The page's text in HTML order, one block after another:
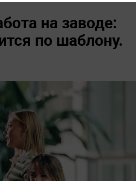
на заводе:
по шаблону.